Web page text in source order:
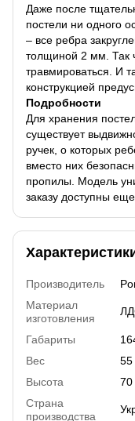
Даже после
постели ни одного
– все ребра
толщиной 2 мм. Так
травмироваться. И
конструкцией
Подробности
Для хранения
существует
ручек, о которых
вместо них
пропилы. Модель
заказу доступны
Производитель
Материал
изготовления
Габариты
Вес
55
Высота
70
Страна
производства